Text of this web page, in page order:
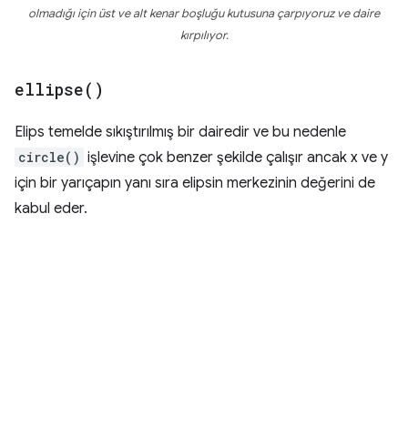
olmadığı için üst ve alt kenar boşluğu kutusuna çarpıyoruz ve daire
kırpılıyor.
ellipse( )
Elips temelde sıkıştırılmış bir dairedir ve bu nedenle
circle() işlevine çok benzer şekilde çalışır ancak x ve y
için bir yarıçapın yanı sıra elipsin merkezinin değerini de
kabul eder.